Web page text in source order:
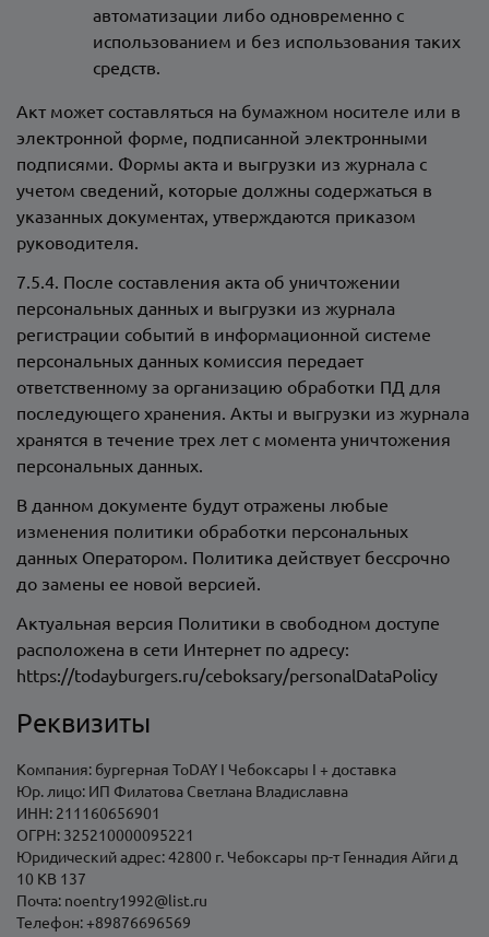
автоматизации либо одновременно с
использованием и без использования таких
средств.
Акт может составляться на бумажном носителе или в
электронной форме, подписанной электронными
подписями. Формы акта и выгрузки из журнала с
учетом сведений, которые должны содержаться в
указанных документах, утверждаются приказом
руководителя.
7.5.4. После составления акта об уничтожении
персональных данных и выгрузки из журнала
регистрации событий в информационной системе
персональных данных комиссия передает
ответственному за организацию обработки ПД для
последующего хранения. Акты и выгрузки из журнала
хранятся в течение трех лет с момента уничтожения
персональных данных.
В данном документе будут отражены любые
изменения политики обработки персональных
данных Оператором. Политика действует бессрочно
до замены ее новой версией.
Актуальная версия Политики в свободном доступе
расположена в сети Интернет по адресу:
https://todayburgers.ru/ceboksary/personalDataPolicy
Реквизиты
Компания: бургерная ToDAY I Чебоксары I + доставка
Юр. лицо: ИП Филатова Светлана Владиславна
ИНН: 211160656901
ОГРН: 325210000095221
Юридический адрес:42800 г. Чебоксары пр-т Геннадия Айги д
10 КВ 137
Почта: noentry1992@list.ru
Телефон:+89876696569